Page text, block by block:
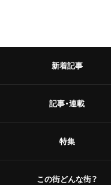
新着記事
記事・連載
特集
この街どんな街？